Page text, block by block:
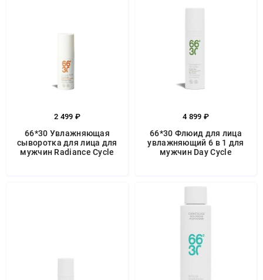
2 499 ₽
66*30 Увлажняющая
сыворотка для лица для
мужчин Radiance Cycle
4 899 ₽
66*30 Флюид для лица
увлажняющий 6 в 1 для
мужчин Day Cycle